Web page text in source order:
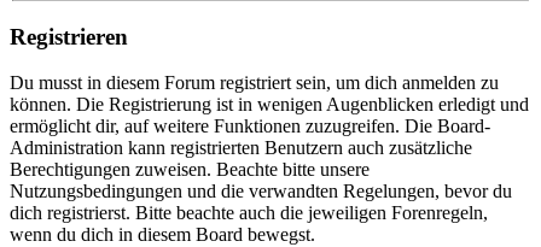
Registrieren
Du musst in diesem Forum registriert sein, um dich anmelden zu
können. Die Registrierung ist in wenigen Augenblicken erledigt und
ermöglicht dir, auf weitere Funktionen zuzugreifen. Die Board-
Administration kann registrierten Benutzern auch zusätzliche
Berechtigungen zuweisen. Beachte bitte unsere
Nutzungsbedingungen und die verwandten Regelungen, bevor du
dich registrierst. Bitte beachte auch die jeweiligen Forenregeln,
wenn du dich in diesem Board bewegst.